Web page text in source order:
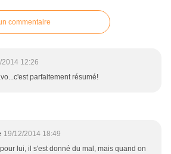
commentaire
2014 12:26
parfaitement résumé!
19/12/2014 18:49
lui, il s'est donné du mal, mais quand on